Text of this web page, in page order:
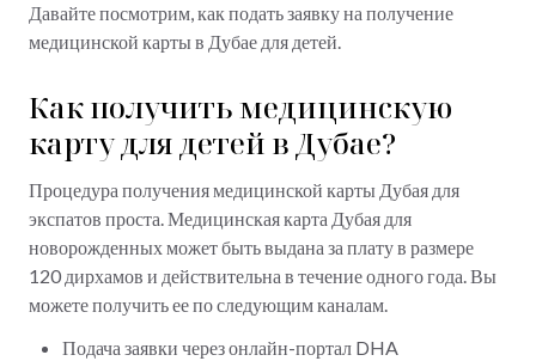
Давайте посмотрим, как подать заявку на получение
медицинской карты в Дубае для детей.
Как получить медицинскую
карту для детей в Дубае?
Процедура получения медицинской карты Дубая для
экспатов проста. Медицинская карта Дубая для
новорожденных может быть выдана за плату в размере
120 дирхамов и действительна в течение одного года. Вы
можете получить ее по следующим каналам.
Подача заявки через онлайн-портал DHA